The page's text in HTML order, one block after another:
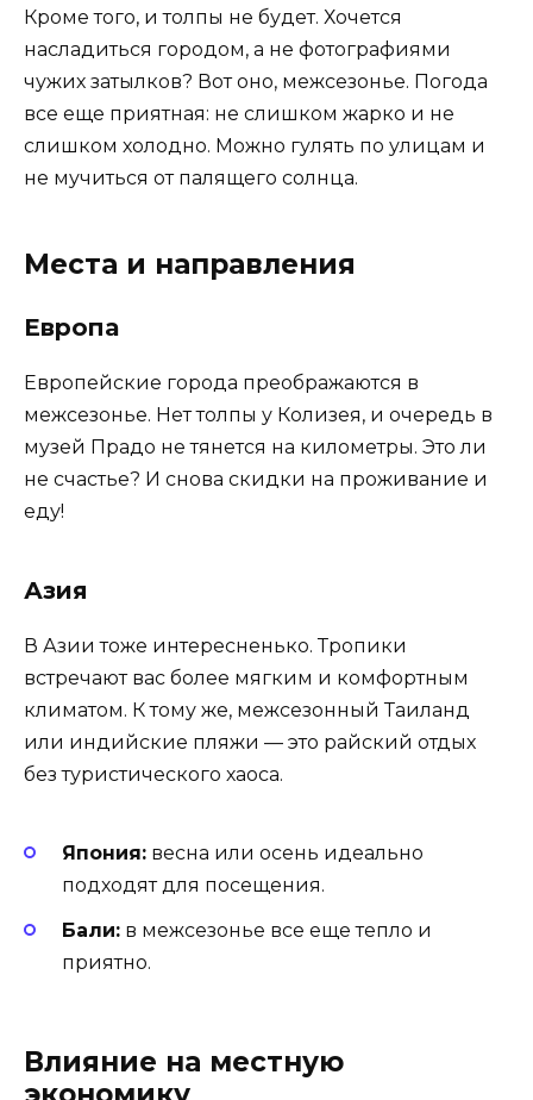
Кроме того, и толпы не будет. Хочется
насладиться городом, а не фотографиями
чужих затылков? Вот оно, межсезонье. Погода
все еще приятная: не слишком жарко и не
слишком холодно. Можно гулять по улицам и
не мучиться от палящего солнца.
Места и направления
Европа
Европейские города преображаются в
межсезонье. Нет толпы у Колизея, и очередь в
музей Прадо не тянется на километры. Это ли
не счастье? И снова скидки на проживание и
еду!
Азия
В Азии тоже интересненько. Тропики
встречают вас более мягким и комфортным
климатом. К тому же, межсезонный Таиланд
или индийские пляжи — это райский отдых
без туристического хаоса.
Япония: весна или осень идеально
подходят для посещения.
Бали: в межсезонье все еще тепло и
приятно.
Влияние на местную